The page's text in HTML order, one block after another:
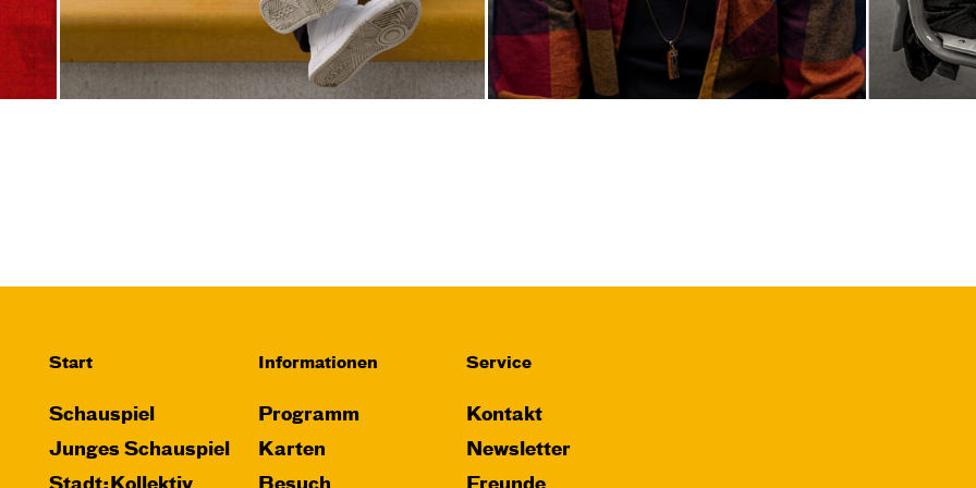
Central 2
Relaxed Performance
Karten
11:00
Die Tür
von Gregory Caers und Ensemble
Regie: Gregory Caers
Central 2
17:00
FAMILIENVORSTELLUNG
von Marc-Uwe Kling und Astrid Henn
Start
Schauspiel
Junges Schauspiel
Informationen
Programm
Karten
Service
Kontakt
Newsletter